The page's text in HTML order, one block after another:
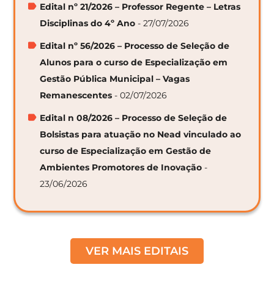
Edital nº 21/2026 – Professor Regente – Letras
Disciplinas do 4º Ano - 27/07/2026
Edital nº 56/2026 – Processo de Seleção de
Alunos para o curso de Especialização em
Gestão Pública Municipal – Vagas
Remanescentes - 02/07/2026
Edital n 08/2026 – Processo de Seleção de
Bolsistas para atuação no Nead vinculado ao
curso de Especialização em Gestão de
Ambientes Promotores de Inovação -
23/06/2026
VER MAIS EDITAIS